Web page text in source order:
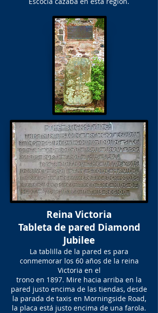
Reina Victoria
Tableta de pared Diamond
Jubilee
La tablilla de la pared es para
conmemorar los 60 años de la reina
Victoria en el
trono en 1897. Mire hacia arriba en la
pared justo encima de las tiendas, desde
la parada de taxis en Morningside Road,
la placa está justo encima de una farola.